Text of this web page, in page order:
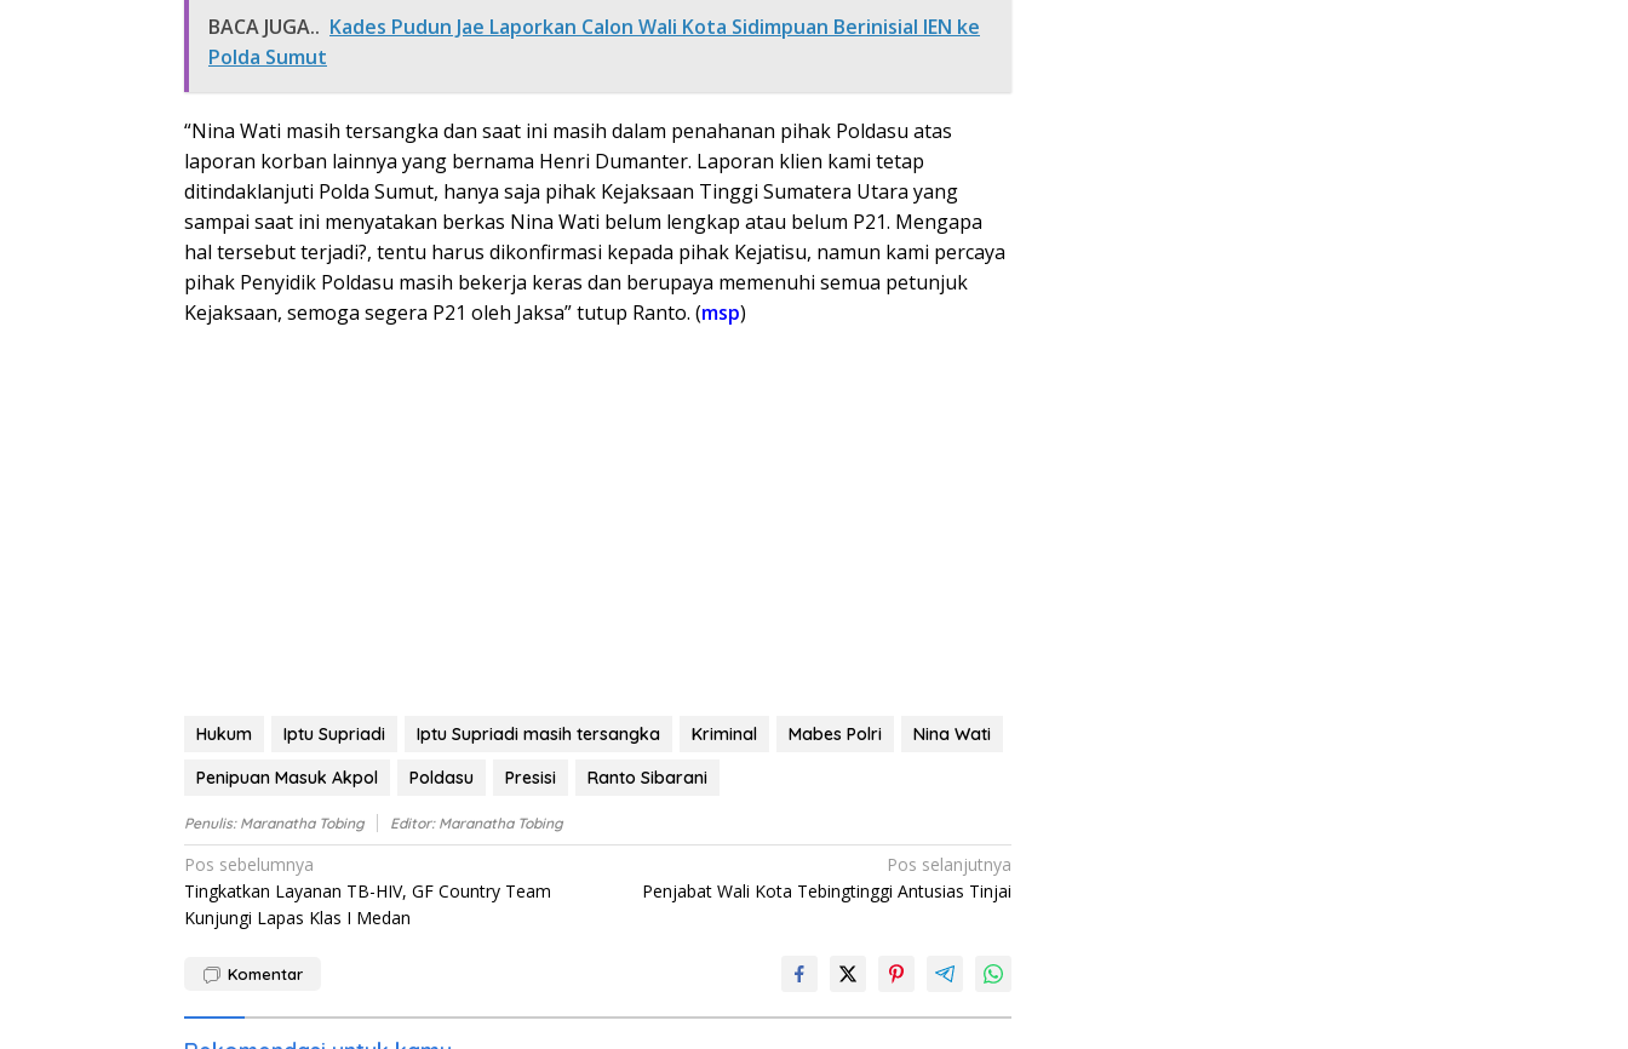
BACA JUGA.. Kades Pudun Jae Laporkan Calon Wali Kota Sidimpuan Berinisial IEN ke
Polda Sumut
“Nina Wati masih tersangka dan saat ini masih dalam penahanan pihak Poldasu atas
laporan korban lainnya yang bernama Henri Dumanter. Laporan klien kami tetap
ditindaklanjuti Polda Sumut, hanya saja pihak Kejaksaan Tinggi Sumatera Utara yang
sampai saat ini menyatakan berkas Nina Wati belum lengkap atau belum P21. Mengapa
hal tersebut terjadi?, tentu harus dikonfirmasi kepada pihak Kejatisu, namun kami percaya
pihak Penyidik Poldasu masih bekerja keras dan berupaya memenuhi semua petunjuk
Kejaksaan, semoga segera P21 oleh Jaksa” tutup Ranto. (msp)
Hukum Iptu Supriadi Iptu Supriadi masih tersangka Kriminal Mabes Polri
Nina Wati
Penipuan Masuk Akpol
Poldasu Presisi Ranto Sibarani
Penulis: Maranatha Tobing Editor: Maranatha Tobing
Navigasi
pos
Pos sebelumnya
Tingkatkan Layanan TB-HIV, GF Country Team
Kunjungi Lapas Klas I Medan
Pos selanjutnya
Penjabat Wali Kota Tebingtinggi Antusias Tinjai
Komentar